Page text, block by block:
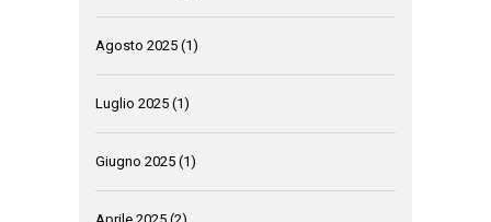
Agosto 2025 (1)
Luglio 2025 (1)
Giugno 2025 (1)